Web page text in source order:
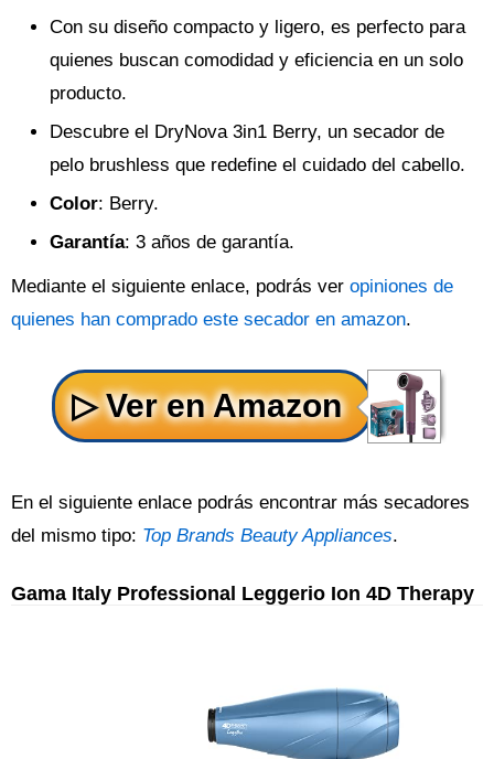
Con su diseño compacto y ligero, es perfecto para
quienes buscan comodidad y eficiencia en un solo
producto.
Descubre el DryNova 3in1 Berry, un secador de
pelo brushless que redefine el cuidado del cabello.
Color: Berry.
Garantía: 3 años de garantía.
Mediante el siguiente enlace, podrás ver opiniones de
quienes han comprado este secador en amazon.
En el siguiente enlace podrás encontrar más secadores
del mismo tipo: Top Brands Beauty Appliances.
Gama Italy Professional Leggerio Ion 4D Therapy